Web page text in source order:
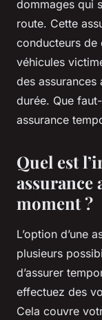
dommages qui
route. Cette
conducteurs de
véhicules
des
durée. Que
assurance
Quel est
assurance
moment ?
L’option d’une
plusieurs
d’assurer
effectuez des
Cela couvre